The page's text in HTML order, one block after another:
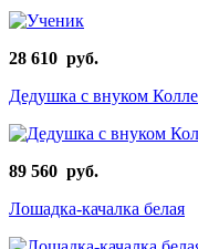
28 610 руб.
Дедушка с внуком
89 560 руб.
Лошадка-качалка белая